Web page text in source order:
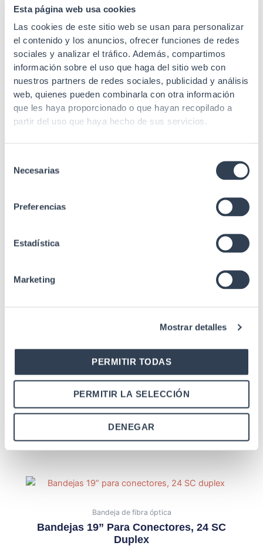
Esta página web usa cookies
Las cookies de este sitio web se usan para personalizar
el contenido y los anuncios, ofrecer funciones de redes
sociales y analizar el tráfico. Además, compartimos
información sobre el uso que haga del sitio web con
nuestros partners de redes sociales, publicidad y análisis
web, quienes pueden combinarla con otra información
que les haya proporcionado o que hayan recopilado a
partir del uso que haya hecho de sus servicios.
Necesarias
Preferencias
Estadística
Marketing
Mostrar detalles
PERMITIR TODAS
PERMITIR LA SELECCIÓN
DENEGAR
Radio curvatura
min. estático
Longitud de
onda
1310/1383/1550 nm
Atenuación
≤0.4 / ≤0.4 / ≤0.4
(1310/1383/1550 nm
(dB/Km))
Productos relacionados
Bandeja de fibra óptica
Bandeja 19” Para 24 ST Simplex
Telescópica, Con Accesorios
Bandeja de fibra óptica
Bandejas 19” Para Conectores, 24 SC
Duplex